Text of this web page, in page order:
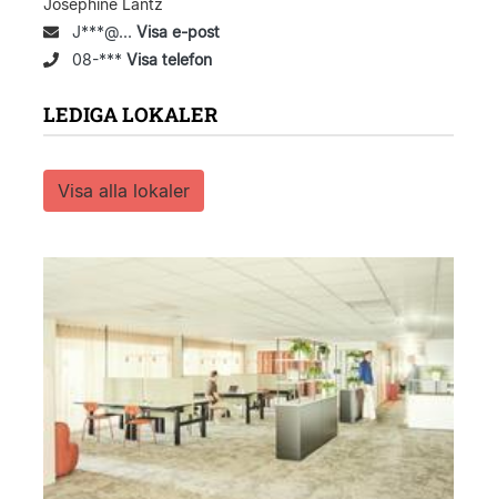
Josephine Lantz
J***@... Visa e-post
08-*** Visa telefon
LEDIGA LOKALER
Visa alla lokaler